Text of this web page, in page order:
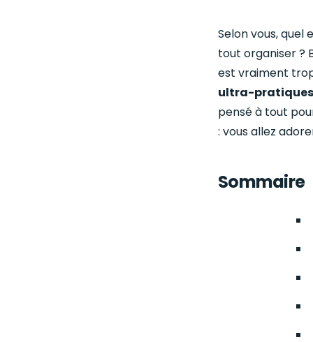
Selon vous,
tout organiser ?
est vraiment
ultra-pratiques
pensé à tout
: vous allez
Sommaire